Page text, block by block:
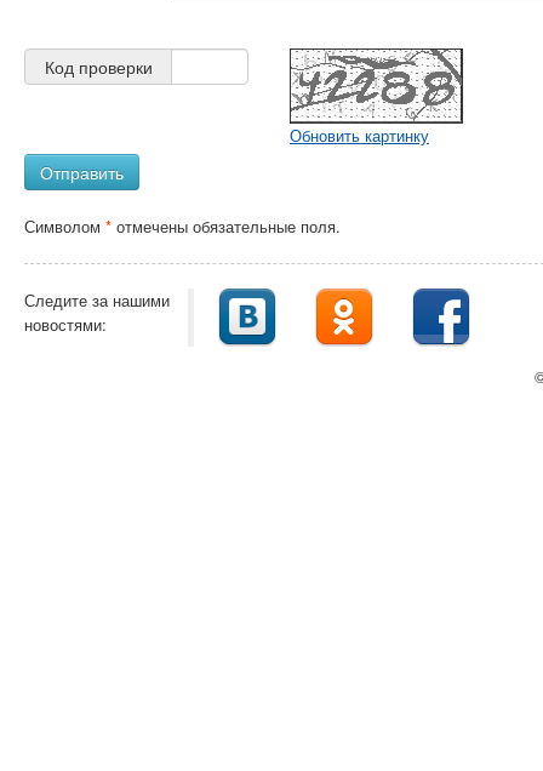
Код проверки
Обновить картинку
Отправить
Символом * отмечены обязательные поля.
Следите за нашими
новостями: